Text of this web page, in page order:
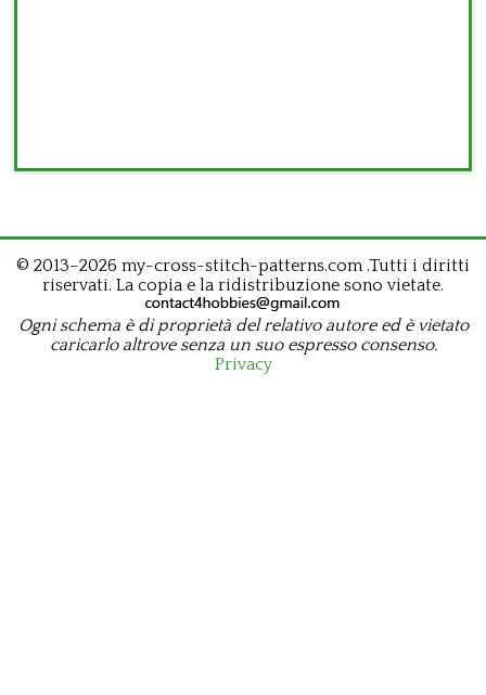
© 2013–2026 my-cross-stitch-patterns.com .Tutti i diritti
riservati. La copia e la ridistribuzione sono vietate.
Ogni schema è di proprietà del relativo autore ed è vietato
caricarlo altrove senza un suo espresso consenso.
Privacy